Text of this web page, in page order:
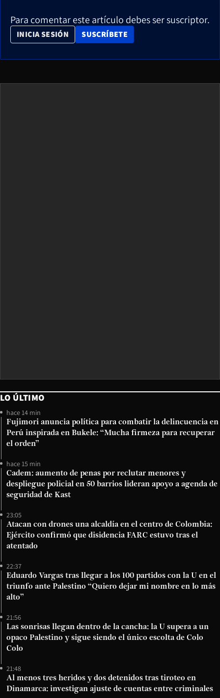
Para comentar este artículo debes ser suscriptor.
INICIA SESIÓN SUSCRÍBETE
OPENS IN NEW WINDOW
LO ÚLTIMO
hace 14 min
Fujimori anuncia política para combatir la delincuencia en
Perú inspirada en Bukele: “Mucha firmeza para recuperar
el orden”
hace 15 min
Cadem: aumento de penas por reclutar menores y
despliegue policial en 50 barrios lideran apoyo a agenda de
seguridad de Kast
23:05
Atacan con drones una alcaldía en el centro de Colombia:
Ejército confirmó que disidencia FARC estuvo tras el
atentado
22:37
Eduardo Vargas tras llegar a los 100 partidos con la U en el
triunfo ante Palestino “Quiero dejar mi nombre en lo más
alto”
21:56
Las sonrisas llegan dentro de la cancha: la U supera a un
opaco Palestino y sigue siendo el único escolta de Colo
Colo
21:48
Al menos tres heridos y dos detenidos tras tiroteo en
Dinamarca: investigan ajuste de cuentas entre criminales